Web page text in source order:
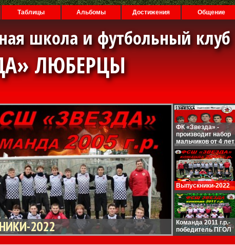
Таблицы Альбомы Достижения Общение
школа и футбольный клуб
ЛЮБЕРЦЫ
2022
ФК «Звезда» -
производит набор
мальчиков от 4 лет
Выпускники-2022
Команда 2011 г.р.-
победитель ПГОЛ